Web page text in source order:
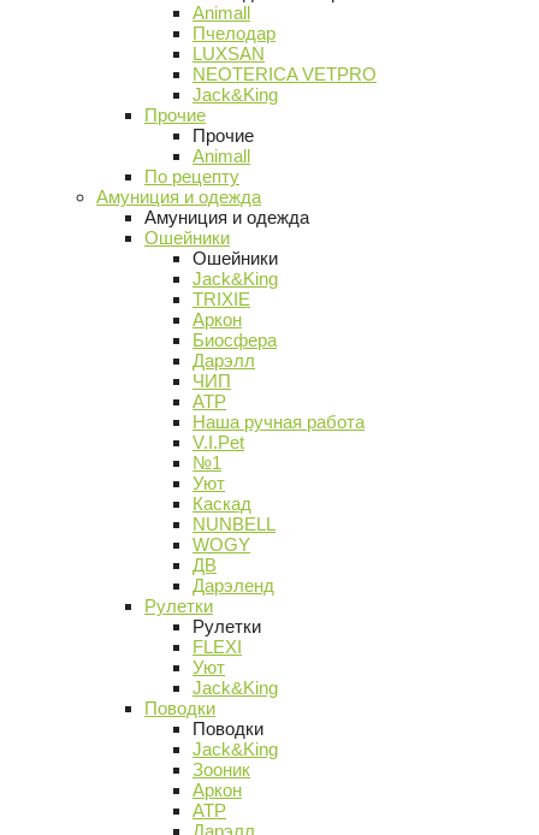
Animall
Пчелодар
LUXSAN
NEOTERICA VETPRO
Jack&King
Прочие
Прочие
Animall
По рецепту
Амуниция и одежда
Амуниция и одежда
Ошейники
Ошейники
Jack&King
TRIXIE
Аркон
Биосфера
Дарэлл
ЧИП
АТР
Наша ручная работа
V.I.Pet
№1
Уют
Каскад
NUNBELL
WOGY
ДВ
Дарэленд
Рулетки
Рулетки
FLEXI
Уют
Jack&King
Поводки
Поводки
Jack&King
Зооник
Аркон
АТР
Дарэлл